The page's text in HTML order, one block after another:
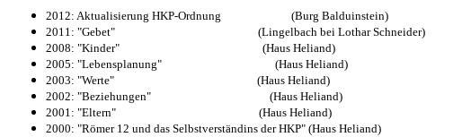
2012: Aktualisierung HKP-Ordnung (Burg Balduinstein)
2011: "Gebet" (Lingelbach bei Lothar Schneider)
2008: "Kinder" (Haus Heliand)
2005: "Lebensplanung"
(Haus Heliand)
2003: "Werte" (Haus Heliand)
2002: "Beziehungen" (Haus Heliand)
2001: "Eltern" (Haus Heliand)
2000: "Römer 12 und das Selbstverständins der HKP" (Haus Heliand)